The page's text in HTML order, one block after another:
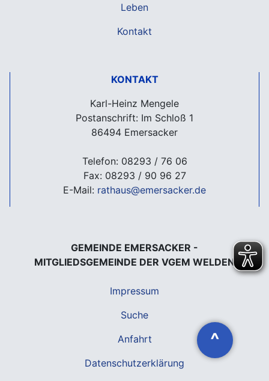
^
Leben
Kontakt
KONTAKT
Karl-Heinz Mengele
Postanschrift: Im Schloß 1
86494 Emersacker
Telefon: 08293 / 76 06
Fax: 08293 / 90 96 27
E-Mail: rathaus@emersacker.de
GEMEINDE EMERSACKER -
MITGLIEDSGEMEINDE DER VGEM WELDEN
Impressum
Suche
Anfahrt
Datenschutzerklärung